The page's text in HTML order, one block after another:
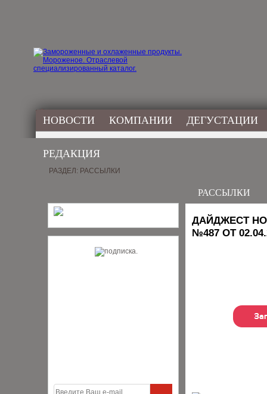
НОВОСТИ КОМПАНИИ ДЕГУСТАЦИИ
РЕДАКЦИЯ
РАЗДЕЛ: РАССЫЛКИ
РАССЫЛКИ
ДАЙДЖЕСТ
№487 ОТ